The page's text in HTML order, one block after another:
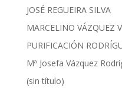
JOSÉ REGUEIRA SILVA
MARCELINO VÁZQUEZ
PURIFICACIÓN
Mª Josefa Vázquez
(sin título)